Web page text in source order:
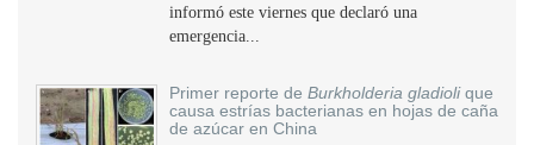
informó este viernes que declaró una
emergencia...
Primer reporte de Burkholderia gladiolique
causa estrías bacterianas en hojas de caña
de azúcar en China